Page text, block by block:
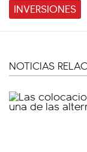
INVERSIONES
NOTICIAS